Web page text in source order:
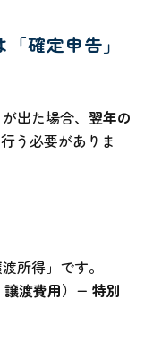
確定申告」
出た場合、 翌年の
う必要がありま
所得」です。
渡費用）− 特別